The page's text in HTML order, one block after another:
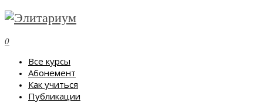
0
Все курсы
Абонемент
Как учиться
Публикации